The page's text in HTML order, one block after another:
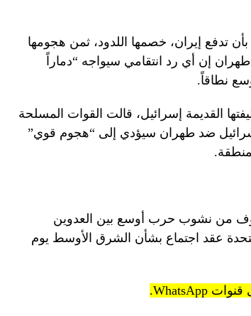
بأن تدفع إيران، خصمها اللدود، ثمن هجومها
طهران إن أي رد انتقامي سيواجه “دماراً
نطاقاً.
القديمة إسرائيل، قالت القوات المسلحة
إسرائيل ضد طهران سيؤدي إلى “هجوم قوي”
بنسبة 5% وسط مخاوف من نشوب حرب أوسع بين العدوين
عقد اجتماع بشأن الشرق الأوسط يوم